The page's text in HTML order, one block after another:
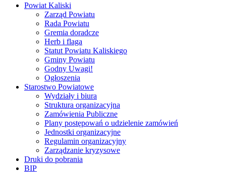
Powiat Kaliski
Zarząd Powiatu
Rada Powiatu
Gremia doradcze
Herb i flaga
Statut Powiatu Kaliskiego
Gminy Powiatu
Godny Uwagi!
Ogłoszenia
Starostwo Powiatowe
Wydziały i biura
Struktura organizacyjna
Zamówienia Publiczne
Plany postępowań o udzielenie zamówień
Jednostki organizacyjne
Regulamin organizacyjny
Zarządzanie kryzysowe
Druki do pobrania
BIP